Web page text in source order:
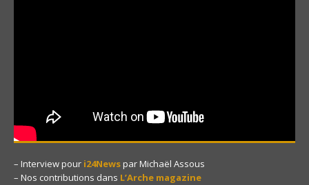
– Interview pour i24Newspar Michaël Assous
– Nos contributions dans L’Arche magazine